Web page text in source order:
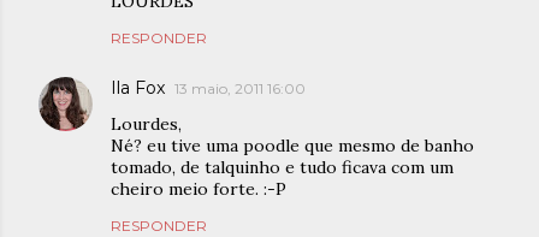
RESPONDER
Ila Fox 13 maio, 2011 16:00
Lourdes,
Né? eu tive uma poodle que mesmo de banho
tomado, de talquinho e tudo ficava com um
cheiro meio forte. :-P
RESPONDER